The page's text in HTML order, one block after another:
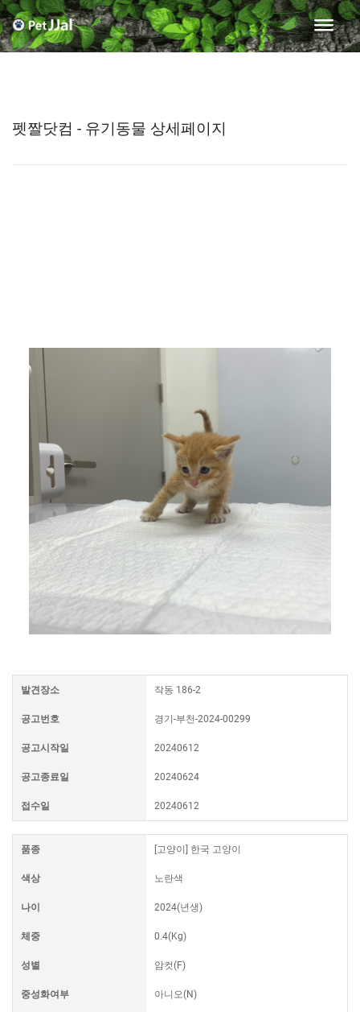
펫짤닷컴 - 유기동물 상세페이지
발견장소 작동 186-2
공고번호 경기-부천-2024-00299
공고시작일 20240612
공고종료일 20240624
접수일 20240612
품종 [고양이] 한국 고양이
색상 노란색
나이 2024(년생)
체중 0.4(Kg)
성별 암컷(F)
중성화여부 아니오(N)